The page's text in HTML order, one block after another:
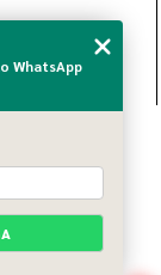
WhatsApp